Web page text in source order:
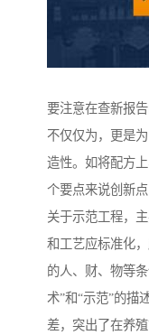
要注意在查新报
不仅仅为，更是
造性。如将配方
个要点来说创新
关于示范工程，
和工艺应标准化
的人、财、物等
术”和“示范”的描
差，突出了在养